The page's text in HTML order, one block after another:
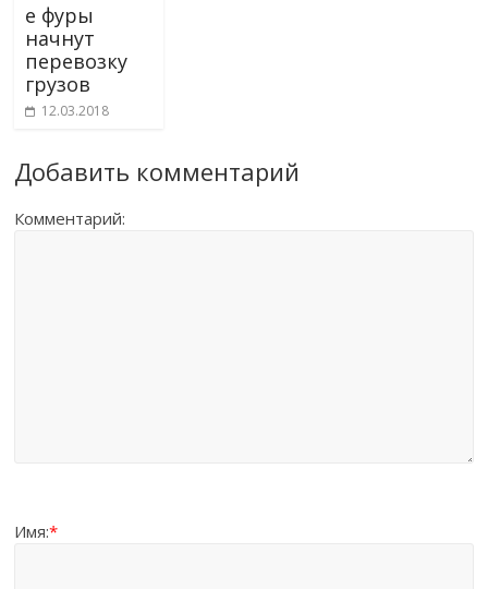
е фуры
начнут
перевозку
грузов
12.03.2018
Добавить комментарий
Комментарий:
Имя:*